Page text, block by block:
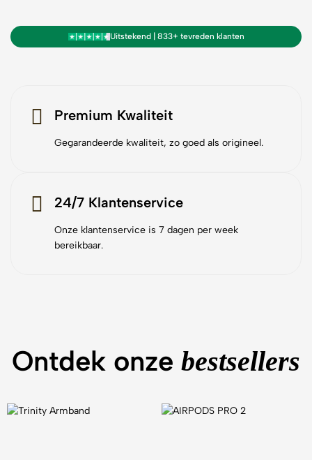
Uitstekend | 833+ tevreden klanten
Premium Kwaliteit
Gegarandeerde kwaliteit, zo goed als origineel.
24/7 Klantenservice
Onze klantenservice is 7 dagen per week
bereikbaar.
Ontdek onze bestsellers